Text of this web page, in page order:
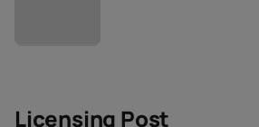
Licensing Post